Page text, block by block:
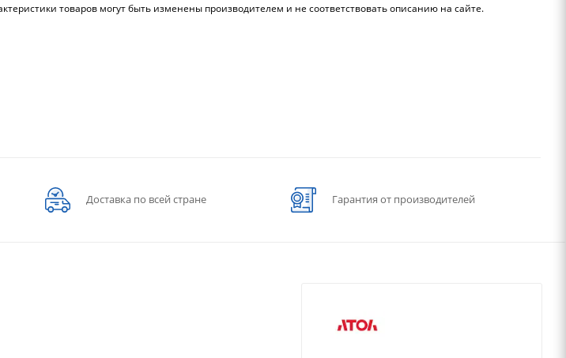
товаров могут быть изменены производителем и не соответствовать описанию на сайте.
Доставка по всей стране Гарантия от производителей